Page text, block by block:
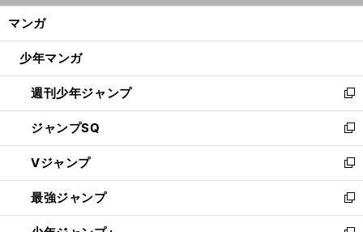
ン
ウ
開
く
マンガ
少年マンガ
週刊少年ジャンプ
新
し
い
ウ
ィ
ン
ド
ウ
ジャンプSQ
新
し
い
ウ
ィ
ン
Vジャンプ
新
し
い
ウ
最強ジャンプ
新
し